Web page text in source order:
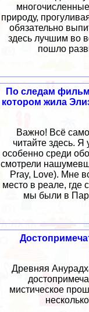
природу,
обязательно
здесь лучшим во
пошло
По следам
котором жила
Важно! Всё
читайте здесь.
особенно среди
смотрели
Pray, Love). Мне
место в реале, где
мы были в
Древняя
мистическое